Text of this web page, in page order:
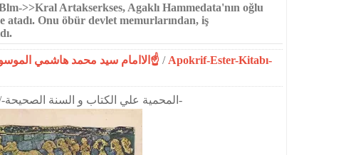
>>Kral Artakserkses, Agaklı Hammedata'nın oğ­lu
atadı. Onu öbür devlet memurların­dan, iş
☝الاامام سيد محمد هاشمي الموسوي☝المحمدية☝ / Apokrif-Ester-Kitabı-
-https://www.muhammediyye.org/-المحمية علي الكتاب و السنة الصحيحة-